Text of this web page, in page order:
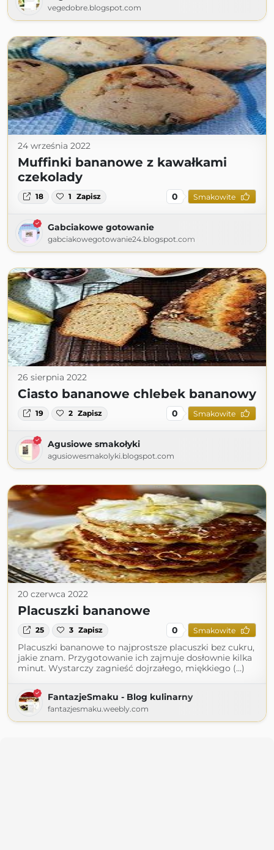
vegedobre.blogspot.com
24 września 2022
Muffinki bananowe z kawałkami
czekolady
18 1 Zapisz 0 Smakowite
Gabciakowe gotowanie
gabciakowegotowanie24.blogspot.com
26 sierpnia 2022
Ciasto bananowe chlebek bananowy
19 2 Zapisz 0 Smakowite
Agusiowe smakołyki
agusiowesmakolyki.blogspot.com
20 czerwca 2022
Placuszki bananowe
25 3 Zapisz 0 Smakowite
Placuszki bananowe to najprostsze placuszki bez cukru,
jakie znam. Przygotowanie ich zajmuje dosłownie kilka
minut. Wystarczy zagnieść dojrzałego, miękkiego (...)
FantazjeSmaku - Blog kulinarny
fantazjesmaku.weebly.com